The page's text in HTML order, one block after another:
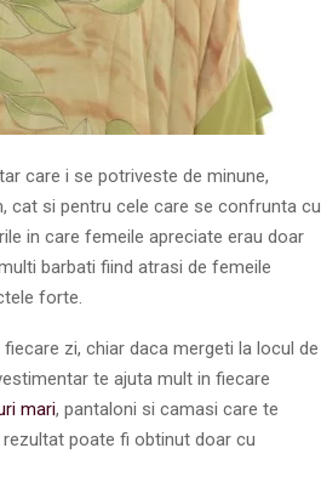
care i se potriveste de minune,
cat si pentru cele care se confrunta cu
in care femeile apreciate erau doar
barbati fiind atrasi de femeile
forte.
zi, chiar daca mergeti la locul de
te ajuta mult in fiecare
mari, pantaloni si camasi care te
poate fi obtinut doar cu